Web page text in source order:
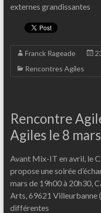
externes grandissantes
Franck Rageade
Rencontres Agiles
Rencontre
Agiles le 8
Avant Mix-IT en avril, le
propose une soirée
mars de 19h00 à 20h30,
Arts, 69621 Villeurbanne
différentes